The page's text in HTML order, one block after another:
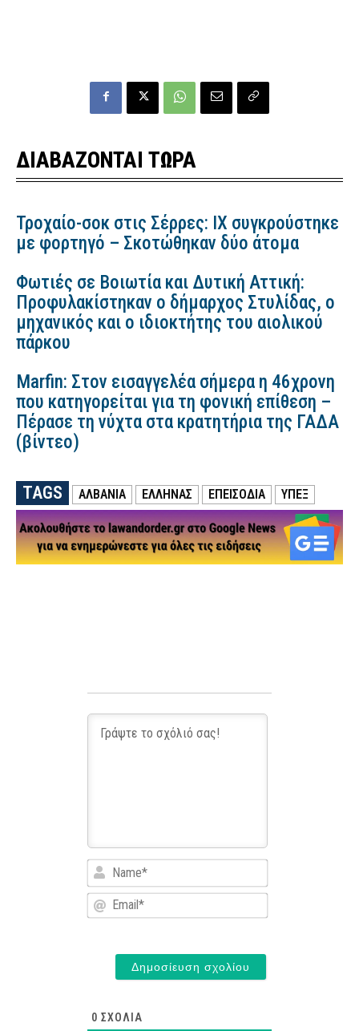
ΔΙΑΒΑΖΟΝΤΑΙ ΤΩΡΑ
Τροχαίο-σοκ στις Σέρρες: ΙΧ συγκρούστηκε
με φορτηγό – Σκοτώθηκαν δύο άτομα
Φωτιές σε Βοιωτία και Δυτική Αττική:
Προφυλακίστηκαν ο δήμαρχος Στυλίδας, ο
μηχανικός και ο ιδιοκτήτης του αιολικού
πάρκου
Marfin: Στον εισαγγελέα σήμερα η 46χρονη
που κατηγορείται για τη φονική επίθεση –
Πέρασε τη νύχτα στα κρατητήρια της ΓΑΔΑ
(βίντεο)
TAGS ΑΛΒΑΝΙΑ ΕΛΛΗΝΑΣ ΕΠΕΙΣΟΔΙΑ ΥΠΕΞ
Name*
Email*
0 ΣΧΌΛΙΑ